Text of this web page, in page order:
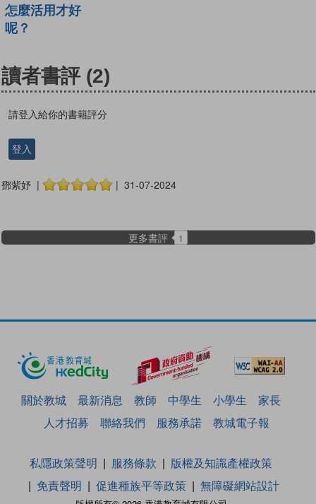
怎麼活用才好
呢？
讀者書評 (2)
請登入給你的書籍評分
登入
鄧紫妤 | | 31-07-2024
更多書評 1
關於教城 最新消息 教師 中學生 小學生
家長
人才招募
聯絡我們 服務承諾 教城電子報
私隱政策聲明 服務條款
版權及知識產權政策
免責聲明
促進種族平等政策 無障礙網站設計